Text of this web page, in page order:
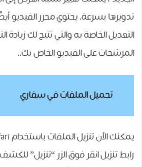
تدويرها بسرعة. يحتوي محرر الفيديو
التعديل الخاصة به والتي تتيح لك زيادة
المرشحات على الفيديو الخاص بك..
تحميل الملفات في سفاري
رابط تنزيل انقر فوق الزر “تنزيل”